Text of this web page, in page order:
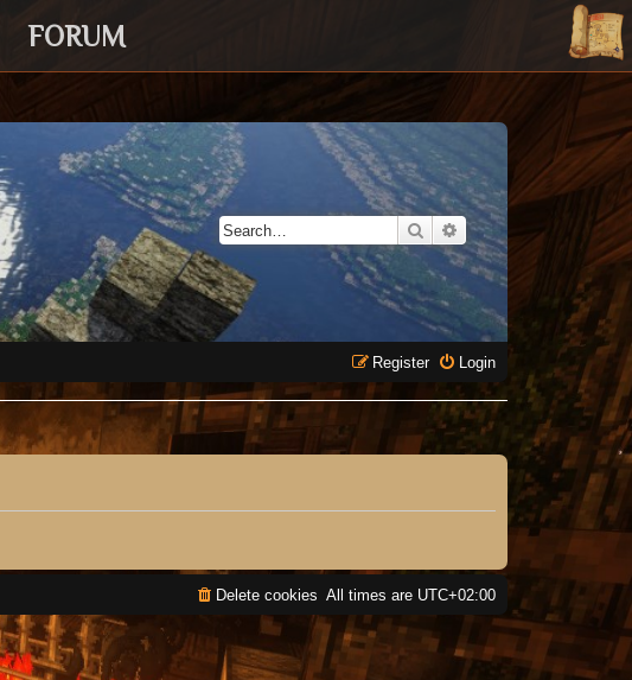
FORUM
SearchAdvanced search
Login
Register
All times are UTC+02:00
Delete cookies